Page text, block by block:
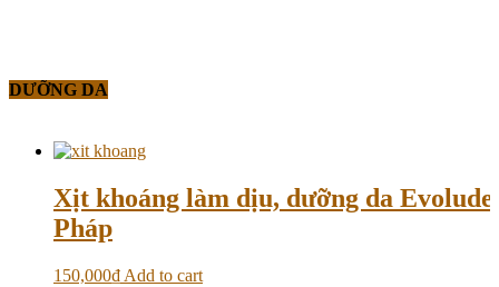
DƯỠNG DA
Xịt khoáng làm dịu, dưỡng da
Pháp
150,000₫ Add to cart